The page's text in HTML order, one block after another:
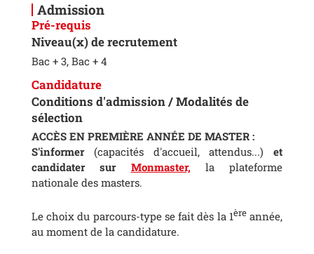
Admission
Pré-requis
Niveau(x) de recrutement
Bac + 3, Bac + 4
Candidature
Conditions d'admission / Modalités de
sélection
ACCÈS EN PREMIÈRE ANNÉE DE MASTER :
S'informer(capacités d'accueil, attendus...) et
candidater sur Monmaster,
la plateforme
nationale des masters.
Le choix du parcours-type se fait dès la 1èreannée,
au moment de la candidature.